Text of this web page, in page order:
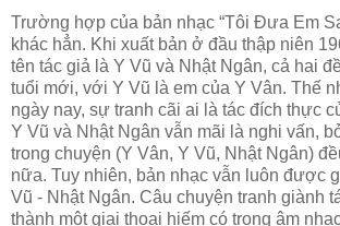
Trường hợp của bản nhạc “Tôi Đưa Em
khác hẳn. Khi xuất bản ở đầu thập niên
tên tác giả là Y Vũ và Nhật Ngân, cả hai
tuổi mới, với Y Vũ là em của Y Vân. Thế
ngày nay, sự tranh cãi ai là tác đích thực
Y Vũ và Nhật Ngân vẫn mãi là nghi vấn,
trong chuyện (Y Vân, Y Vũ, Nhật Ngân)
nữa. Tuy nhiên, bản nhạc vẫn luôn được
Vũ - Nhật Ngân. Câu chuyện tranh giành
thành một giai thoại hiếm có trong âm